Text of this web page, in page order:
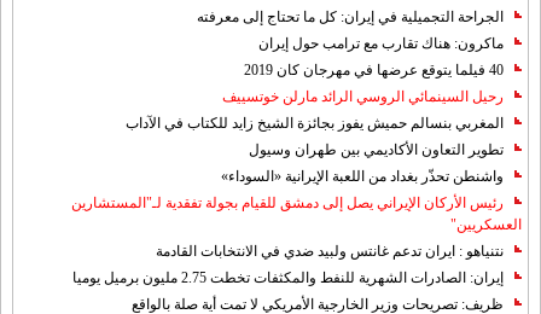
الجراحة التجميلية في إيران: كل ما تحتاج إلى معرفته
ماكرون: هناك تقارب مع ترامب حول إيران
40 فيلما يتوقع عرضها في مهرجان كان 2019
رحيل السينمائي الروسي الرائد مارلن خوتسييف
المغربي بنسالم حميش يفوز بجائزة الشيخ زايد للكتاب في الآداب
تطوير التعاون الأكاديمي بين طهران وسيول
واشنطن تحذّر بغداد من اللعبة الإيرانية «السوداء»
رئيس الأركان الإيراني يصل إلى دمشق للقيام بجولة تفقدية لـ"المستشارين
العسكريين"
نتنياهو : ايران تدعم غانتس ولبيد ضدي في الانتخابات القادمة
إيران: الصادرات الشهریة للنفط والمكثفات تخطت 2.75 مليون برميل يوميا
ظريف: تصريحات وزير الخارجية الأمريكي لا تمت أية صلة بالواقع